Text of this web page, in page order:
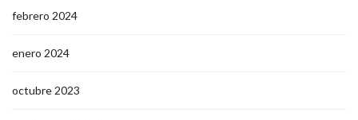
febrero 2024
enero 2024
octubre 2023